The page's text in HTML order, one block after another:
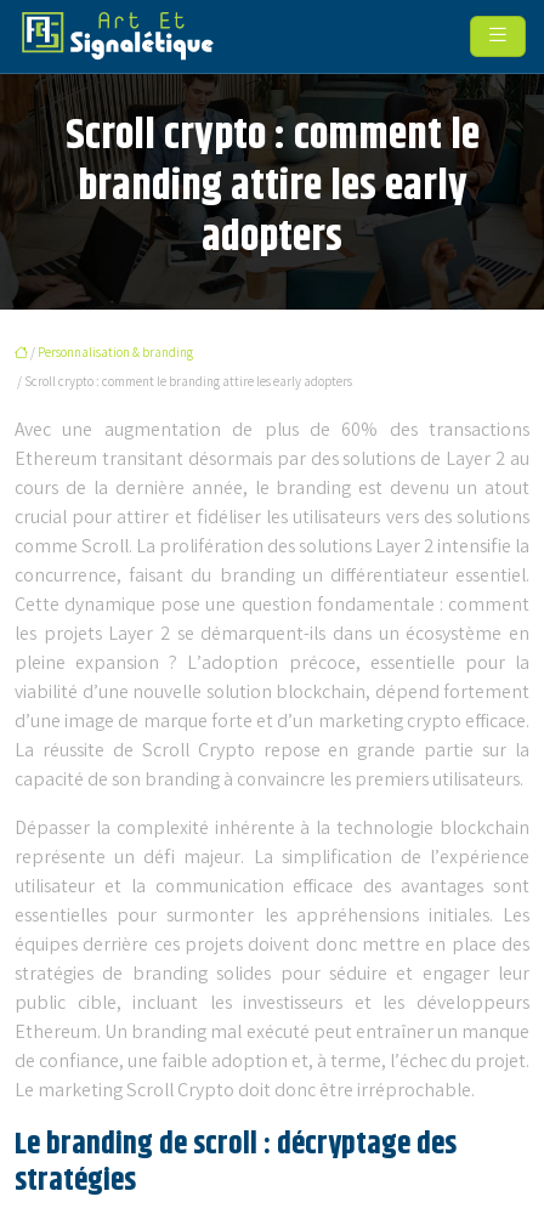
Scroll crypto : comment le
branding attire les early
adopters
/Personnalisation & branding
/ Scroll crypto : comment le branding attire les early adopters
Avec une augmentation de plus de 60% des transactions
Ethereum transitant désormais par des solutions de Layer 2 au
cours de la dernière année, le branding est devenu un atout
crucial pour attirer et fidéliser les utilisateurs vers des solutions
comme Scroll. La prolifération des solutions Layer 2 intensifie la
concurrence, faisant du branding un différentiateur essentiel.
Cette dynamique pose une question fondamentale : comment
les projets Layer 2 se démarquent-ils dans un écosystème en
pleine expansion ? L’adoption précoce, essentielle pour la
viabilité d’une nouvelle solution blockchain, dépend fortement
d’une image de marque forte et d’un marketing crypto efficace.
La réussite de Scroll Crypto repose en grande partie sur la
capacité de son branding à convaincre les premiers utilisateurs.
Dépasser la complexité inhérente à la technologie blockchain
représente un défi majeur. La simplification de l’expérience
utilisateur et la communication efficace des avantages sont
essentielles pour surmonter les appréhensions initiales. Les
équipes derrière ces projets doivent donc mettre en place des
stratégies de branding solides pour séduire et engager leur
public cible, incluant les investisseurs et les développeurs
Ethereum. Un branding mal exécuté peut entraîner un manque
de confiance, une faible adoption et, à terme, l’échec du projet.
Le marketing Scroll Crypto doit donc être irréprochable.
Le branding de scroll : décryptage des
stratégies